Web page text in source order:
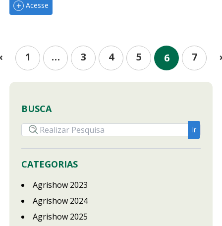
Acesse
1 … 3 4 5 6 7
BUSCA
CATEGORIAS
Agrishow 2023
Agrishow 2024
Agrishow 2025